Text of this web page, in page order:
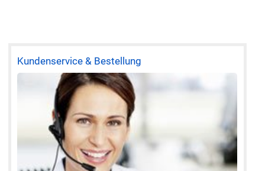
Kundenservice & Bestellung